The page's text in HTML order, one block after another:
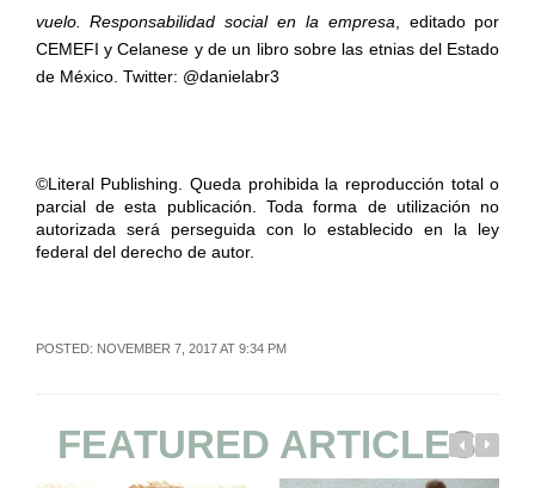
vuelo. Responsabilidad social en la empresa , editado por
CEMEFI y Celanese y de un libro sobre las etnias del Estado
de México. Twitter: @danielabr3
©Literal Publishing. Queda prohibida la reproducción total o
parcial de esta publicación. Toda forma de utilización no
autorizada será perseguida con lo establecido en la ley
federal del derecho de autor.
POSTED: NOVEMBER 7, 2017 AT 9:34 PM
FEATURED ARTICLES